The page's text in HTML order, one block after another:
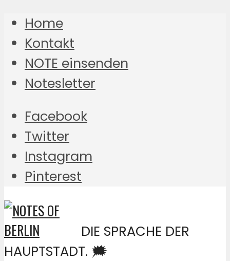
Home
Kontakt
NOTE einsenden
Notesletter
Facebook
Twitter
Instagram
Pinterest
DIE SPRACHE DER
HAUPTSTADT. 🗯️